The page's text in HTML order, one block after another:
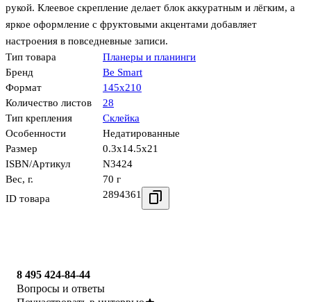
рукой. Клеевое скрепление делает блок аккуратным и лёгким, а
яркое оформление с фруктовыми акцентами добавляет
настроения в повседневные записи.
Тип товара
Планеры и планинги
Бренд
Be Smart
Формат
145х210
Количество листов
28
Тип крепления
Склейка
Особенности
Недатированные
Размер
0.3x14.5x21
ISBN/Артикул
N3424
Вес, г.
70 г
ID товара
2894361
8 495 424-84-44
Вопросы и ответы